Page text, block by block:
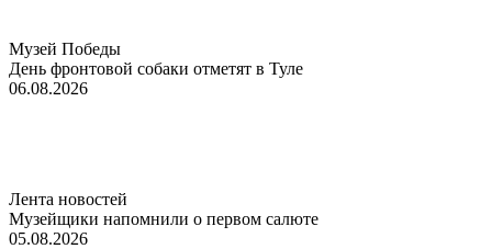
Музей Победы
День фронтовой собаки отметят в Туле
06.08.2026
Лента новостей
Музейщики напомнили о первом салюте
05.08.2026